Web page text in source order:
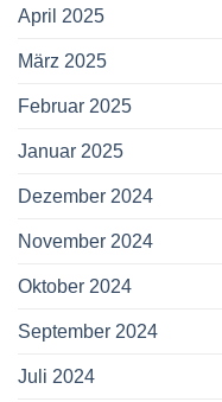
April 2025
März 2025
Februar 2025
Januar 2025
Dezember 2024
November 2024
Oktober 2024
September 2024
Juli 2024